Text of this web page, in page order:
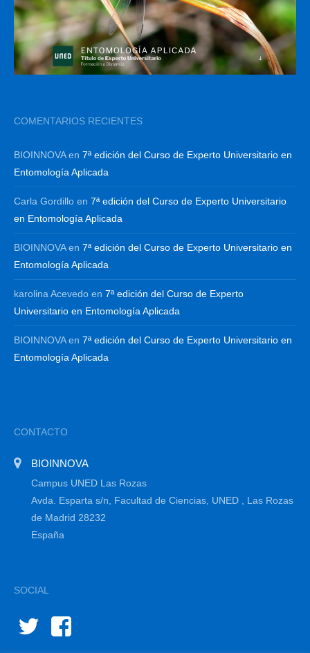
COMENTARIOS RECIENTES
BIOINNOVAen 7ª edición del Curso de Experto Universitario en
Entomología Aplicada
Carla Gordillo en 7ª edición del Curso de Experto Universitario
en Entomología Aplicada
BIOINNOVAen 7ª edición del Curso de Experto Universitario en
Entomología Aplicada
karolina Acevedo en 7ª edición del Curso de Experto
Universitario en Entomología Aplicada
BIOINNOVAen 7ª edición del Curso de Experto Universitario en
Entomología Aplicada
CONTACTO
BIOINNOVA
Campus UNED Las Rozas
Avda. Esparta s/n, Facultad de Ciencias, UNED , Las Rozas
de Madrid 28232
España
SOCIAL